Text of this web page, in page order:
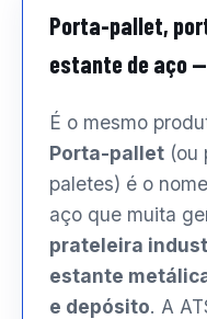
Porta-pallet,
estante de aço
É o mesmo
Porta-pallet (ou
paletes) é o
aço que muita
prateleira
estante
e depósito. A